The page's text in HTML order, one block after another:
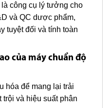
công cụ lý tưởng cho
và QC dược phẩm,
tuyệt đối và tính toàn
của máy chuẩn độ
hóa để mang lại trải
và hiệu suất phân